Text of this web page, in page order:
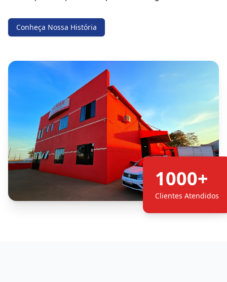
1000+
Clientes Atendidos
Conheça Nossa História